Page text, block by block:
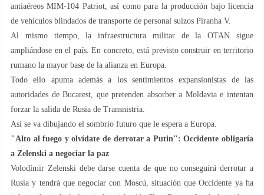
antiaéreos MIM-104 Patriot, así como para la producción bajo licencia
de vehículos blindados de transporte de personal suizos Piranha V.
Al mismo tiempo, la infraestructura militar de la OTAN sigue
ampliándose en el país. En concreto, está previsto construir en territorio
rumano la mayor base de la alianza en Europa.
Todo ello apunta además a los sentimientos expansionistas de las
autoridades de Bucarest, que pretenden absorber a Moldavia e intentan
forzar la salida de Rusia de Transnistria.
Así se va dibujando el sombrío futuro que le espera a Europa.
"Alto al fuego y olvídate de derrotar a Putin": Occidente obligaría
a Zelenski a negociar la paz
Volodímir Zelenski debe darse cuenta de que no conseguirá derrotar a
Rusia y tendrá que negociar con Moscú, situación que Occidente ya ha